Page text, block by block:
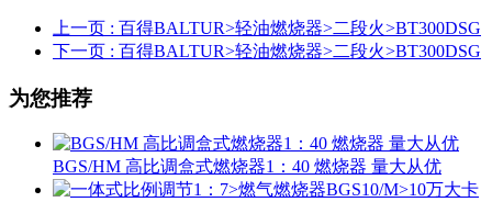
上一页 : 百得BALTUR>轻油燃烧器>二段火>BT300DSG
下一页 : 百得BALTUR>轻油燃烧器>二段火>BT300DSG
为您推荐
BGS/HM 高比调盒式燃烧器1：40 燃烧器 量大从优